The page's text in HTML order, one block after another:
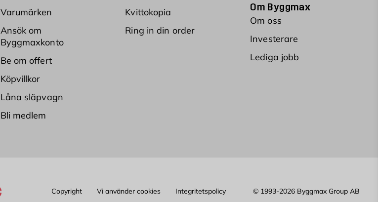
Varumärken
Ansök om
Byggmaxkonto
Be om offert
Köpvillkor
Låna släpvagn
Bli medlem
Kvittokopia
Ring in din order
Om Byggmax
Om oss
Investerare
Lediga jobb
Copyright Vi använder cookies Integritetspolicy © 1993-2026 Byggmax Group AB